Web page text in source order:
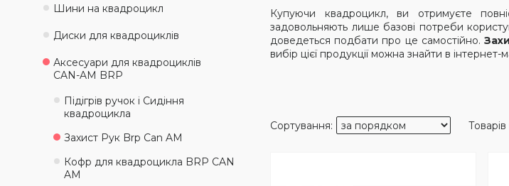
Купуючи квадроцикл, ви отримуєте
задовольняють лише базові потреби
доведеться подбати про це самостійно.
вибір цієї продукції можна знайти в інтернет-
Шини на квадроцикл
Диски для квадроциклів
Аксесуари для квадроциклів
CAN-AM BRP
Підігрів ручок і Сидіння
квадроцикла
Захист Рук Brp Can AM
Кофр для квадроцикла BRP CAN
AM